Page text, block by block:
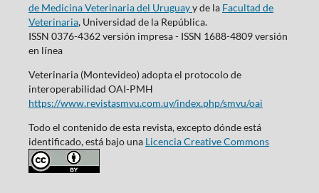
de Medicina Veterinaria del Uruguayy de la Facultad de
Veterinaria, Universidad de la República.
ISSN 0376-4362 versión impresa - ISSN 1688-4809 versión
en línea
Veterinaria (Montevideo) adopta el protocolo de
interoperabilidad OAI-PMH
https://www.revistasmvu.com.uy/index.php/smvu/oai
Todo el contenido de esta revista, excepto dónde está
identificado, está bajo una Licencia Creative Commons